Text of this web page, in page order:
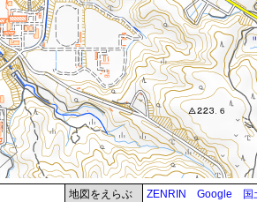
地図をえらぶ ZENRIN Google 国